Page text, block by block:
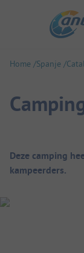
Home Spanje
Camping
Deze camping
kampeerders.